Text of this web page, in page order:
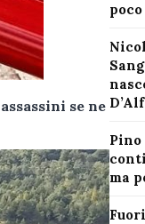
assassini se ne
Pino
ma